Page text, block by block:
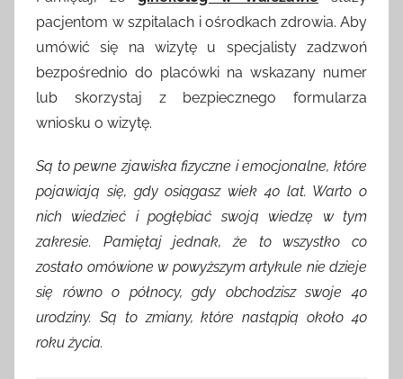
pacjentom w szpitalach i ośrodkach zdrowia. Aby
umówić się na wizytę u specjalisty zadzwoń
bezpośrednio do placówki na wskazany numer
lub skorzystaj z bezpiecznego formularza
wniosku o wizytę.
Są to pewne zjawiska fizyczne i emocjonalne, które
pojawiają się, gdy osiągasz wiek 40 lat. Warto o
nich wiedzieć i pogłębiać swoją wiedzę w tym
zakresie. Pamiętaj jednak, że to wszystko co
zostało omówione w powyższym artykule nie dzieje
się równo o północy, gdy obchodzisz swoje 40
urodziny. Są to zmiany, które nastąpią około 40
roku życia.